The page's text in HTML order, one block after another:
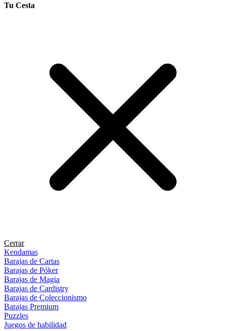
Tu Cesta
Cerrar
Kendamas
Barajas de Cartas
Barajas de Póker
Barajas de Magia
Barajas de Cardistry
Barajas de Coleccionismo
Barajas Premium
Puzzles
Juegos de habilidad